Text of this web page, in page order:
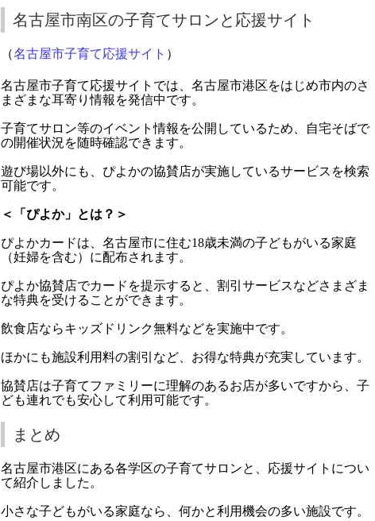
名古屋市南区の子育てサロンと応援サイト
（名古屋市子育て応援サイト ）
名古屋市子育て応援サイトでは、名古屋市港区をはじめ市内のさ
まざまな耳寄り情報を発信中です。
子育てサロン等のイベント情報を公開しているため、自宅そばで
の開催状況を随時確認できます。
遊び場以外にも、ぴよかの協賛店が実施しているサービスを検索
可能です。
＜「ぴよか」とは？＞
ぴよかカードは、名古屋市に住む18歳未満の子どもがいる家庭
（妊婦を含む）に配布されます。
ぴよか協賛店でカードを提示すると、割引サービスなどさまざま
な特典を受けることができます。
飲食店ならキッズドリンク無料などを実施中です。
ほかにも施設利用料の割引など、お得な特典が充実しています。
協賛店は子育てファミリーに理解のあるお店が多いですから、子
ども連れでも安心して利用可能です。
まとめ
名古屋市港区にある各学区の子育てサロンと、応援サイトについ
て紹介しました。
小さな子どもがいる家庭なら、何かと利用機会の多い施設です。